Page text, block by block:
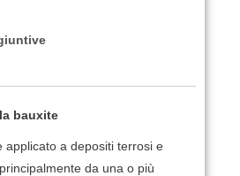
bauxite
applicato a depositi terrosi e
da una o più